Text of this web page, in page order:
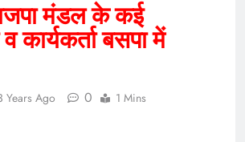
मंडल के कई
व कार्यकर्ता बसपा में
Years Ago 0 1 Mins